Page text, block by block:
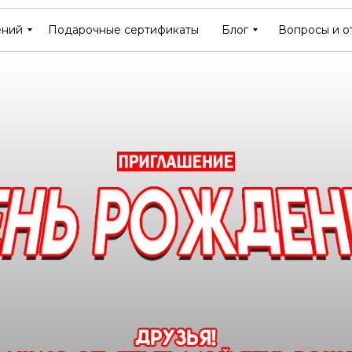
Подарочные сертификаты Блог Вопросы и
Подарочные сертификаты Блог Вопросы и